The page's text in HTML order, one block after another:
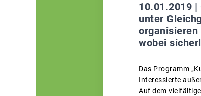
10.01.2019 |
unter
organisieren
wobei
Das Programm
Interessierte
Auf dem